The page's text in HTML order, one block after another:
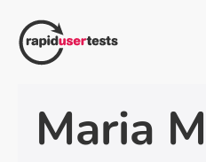
Inhalt
springen
Maria